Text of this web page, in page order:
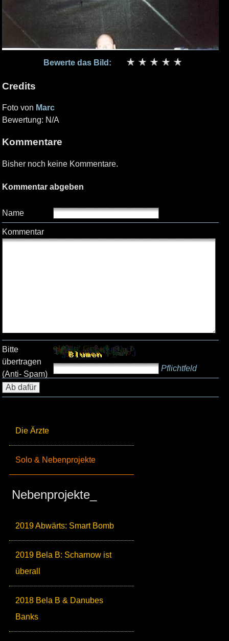
Die Ärzte
Solo & Nebenprojekte
Nebenprojekte_
2019 Abwärts: Smart Bomb
2019 Bela B: Scharnow ist
überall
2018 Bela B & Danubes
Banks
Bewerte das Bild:
Credits
Foto von Marc
Bewertung: N/A
Kommentare
Bisher noch keine Kommentare.
Kommentar abgeben
Name
Kommentar
Bitte
übertragen
(Anti- Spam)
Pflichtfeld